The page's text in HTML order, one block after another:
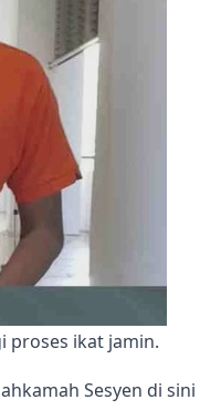
proses ikat jamin.
Sesyen di sini